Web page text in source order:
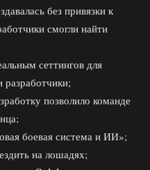
без привязки к
смогли найти
сеттингов для
позволило команде
боевая система и ИИ»;
на лошадях;